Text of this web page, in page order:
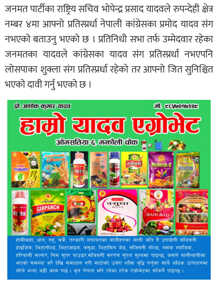
जनमत पार्टीका राष्ट्रिय सचिव भोपेन्द्र प्रसाद यादवले रुपन्देही क्षेत्र
नम्बर ४मा आफ्नो प्रतिस्प्रर्धा नेपाली कांग्रेसका प्रमोद यादव संग
नभएको बताउनु भएको छ । प्रतिनिधी सभा तर्फ उम्मेदवार रहेका
जनमतका यादवले कांग्रेसका यादव संग प्रतिस्प्रर्धा नभएपनि
लोसपाका शुक्ला संग प्रतिस्प्रर्धा रहेको तर आफ्नो जित सुनिश्चित
भएको दावी गर्नु भएको छ ।